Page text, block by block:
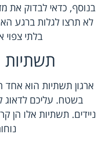
בנוסף, כדאי לבדוק את
לא תרצו לגלות ברגע
בלתי צפוי
תשתיות
ארגון תשתיות הוא אחד
בשטח. עליכם לדאוג
ניידים. תשתיות אלו הן